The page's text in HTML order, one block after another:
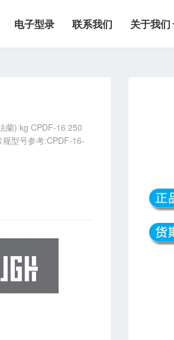
电子型录 联系我们 关于我们
蘭) kg CPDF-16 250
型号参考:CPDF-16-